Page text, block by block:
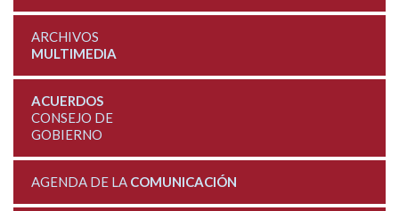
ARCHIVOS
MULTIMEDIA
ACUERDOS
CONSEJO DE
GOBIERNO
AGENDA DE LA COMUNICACIÓN